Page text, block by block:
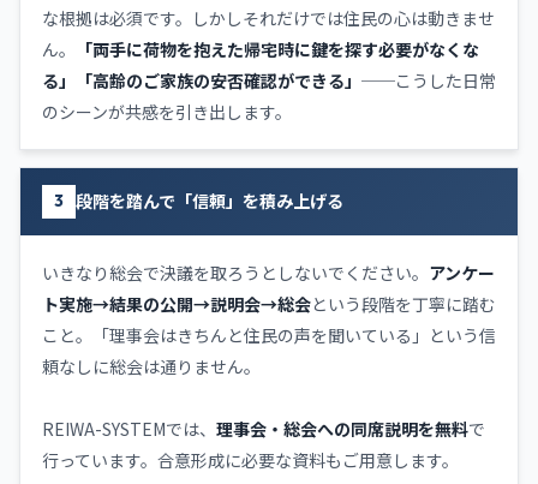
な根拠は必須です。しかしそれだけでは住民の心は動きませ
ん。
「両手に荷物を抱えた帰宅時に鍵を探す必要がなくな
る」「高齢のご家族の安否確認ができる」 ──こうした日常
のシーンが共感を引き出します。
3 段階を踏んで「信頼」を積み上げる
いきなり総会で決議を取ろうとしないでください。 アンケー
ト実施→結果の公開→説明会→総会という段階を丁寧に踏む
こと。「理事会はきちんと住民の声を聞いている」という信
頼なしに総会は通りません。
REIWA-SYSTEMでは、 理事会・総会への同席説明を無料で
行っています。合意形成に必要な資料もご用意します。